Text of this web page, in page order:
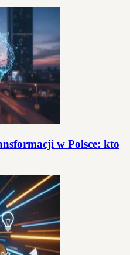
w Polsce: kto